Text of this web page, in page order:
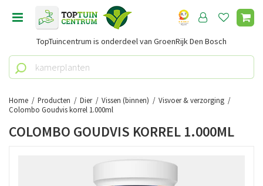
Home Producten Dier Vissen (binnen)
Visvoer & verzorging
Colombo Goudvis korrel 1.000ml
TopTuincentrum is onderdeel van GroenRijk Den Bosch
COLOMBO GOUDVIS KORREL 1.000ML